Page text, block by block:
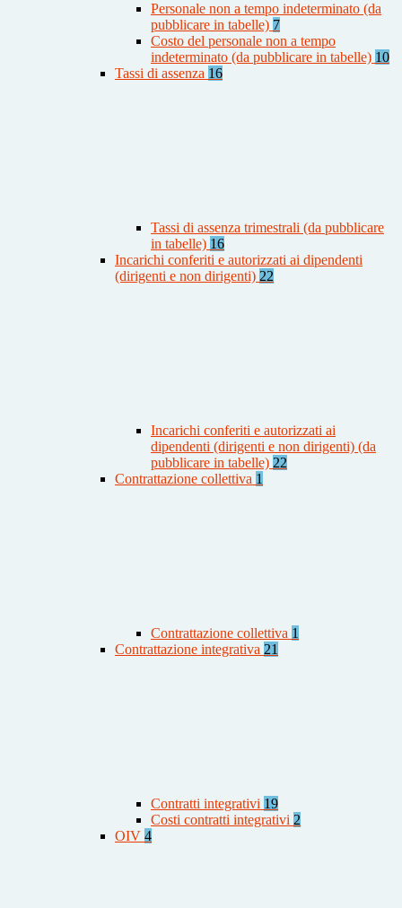
Personale non a tempo indeterminato (da
pubblicare in tabelle) 7
Costo del personale non a tempo
indeterminato (da pubblicare in tabelle) 10
Tassi di assenza 16
Tassi di assenza trimestrali (da pubblicare
in tabelle) 16
Incarichi conferiti e autorizzati ai dipendenti
(dirigenti e non dirigenti) 22
Incarichi conferiti e autorizzati ai
dipendenti (dirigenti e non dirigenti) (da
pubblicare in tabelle) 22
Contrattazione collettiva 1
Contrattazione collettiva 1
Contrattazione integrativa 21
Contratti integrativi 19
Costi contratti integrativi 2
OIV 4